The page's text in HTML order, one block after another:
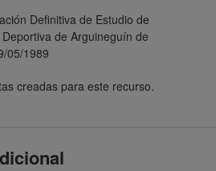
Definitiva de Estudio de
de Arguineguín de
05/1989
creadas para este recurso.